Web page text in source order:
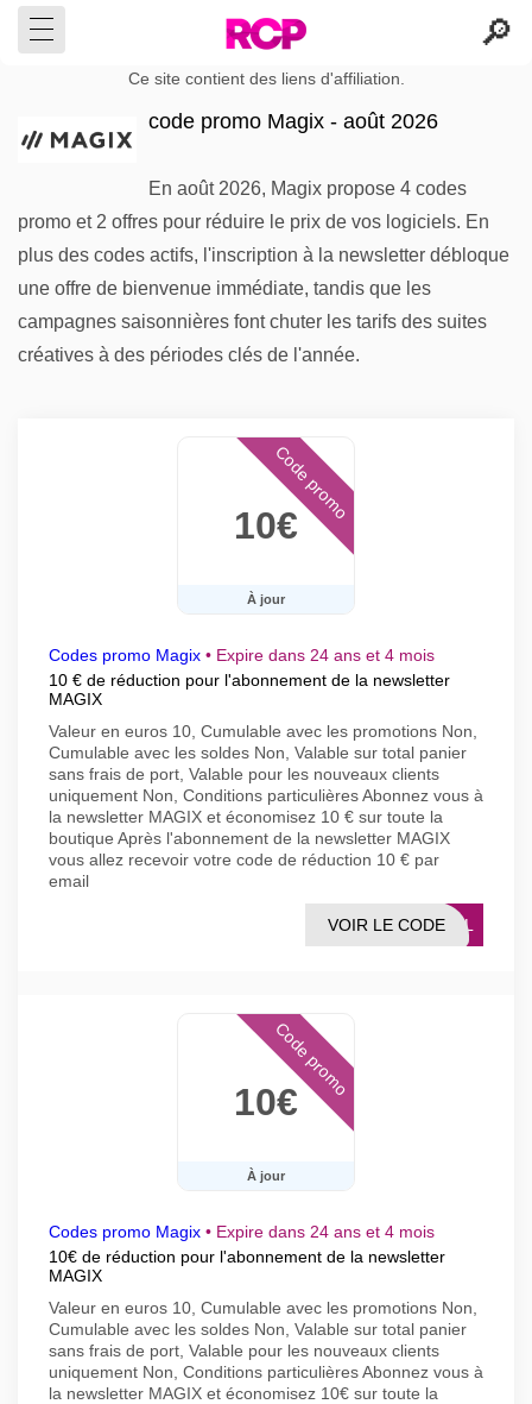
Ce site contient des liens d'affiliation.
code promo Magix - août 2026
En août 2026, Magix propose 4 codes
promo et 2 offres pour réduire le prix de vos logiciels. En
plus des codes actifs, l'inscription à la newsletter débloque
une offre de bienvenue immédiate, tandis que les
campagnes saisonnières font chuter les tarifs des suites
créatives à des périodes clés de l'année.
10€
À jour
Code promo
Codes promo Magix • Expire dans 24 ans et 4 mois
10 € de réduction pour l'abonnement de la newsletter
MAGIX
Valeur en euros 10, Cumulable avec les promotions Non,
Cumulable avec les soldes Non, Valable sur total panier
sans frais de port, Valable pour les nouveaux clients
uniquement Non, Conditions particulières Abonnez vous à
la newsletter MAGIX et économisez 10 € sur toute la
boutique Après l'abonnement de la newsletter MAGIX
vous allez recevoir votre code de réduction 10 € par
email
MAIL
VOIR LE CODE
10€
À jour
Code promo
Codes promo Magix • Expire dans 24 ans et 4 mois
10€ de réduction pour l'abonnement de la newsletter
MAGIX
Valeur en euros 10, Cumulable avec les promotions Non,
Cumulable avec les soldes Non, Valable sur total panier
sans frais de port, Valable pour les nouveaux clients
uniquement Non, Conditions particulières Abonnez vous à
la newsletter MAGIX et économisez 10€ sur toute la